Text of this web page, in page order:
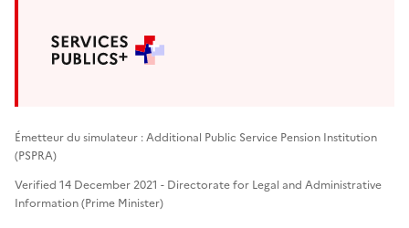
Émetteur du simulateur : Additional Public Service Pension Institution
(PSPRA)
Verified 14 December 2021 - Directorate for Legal and Administrative
Information (Prime Minister)